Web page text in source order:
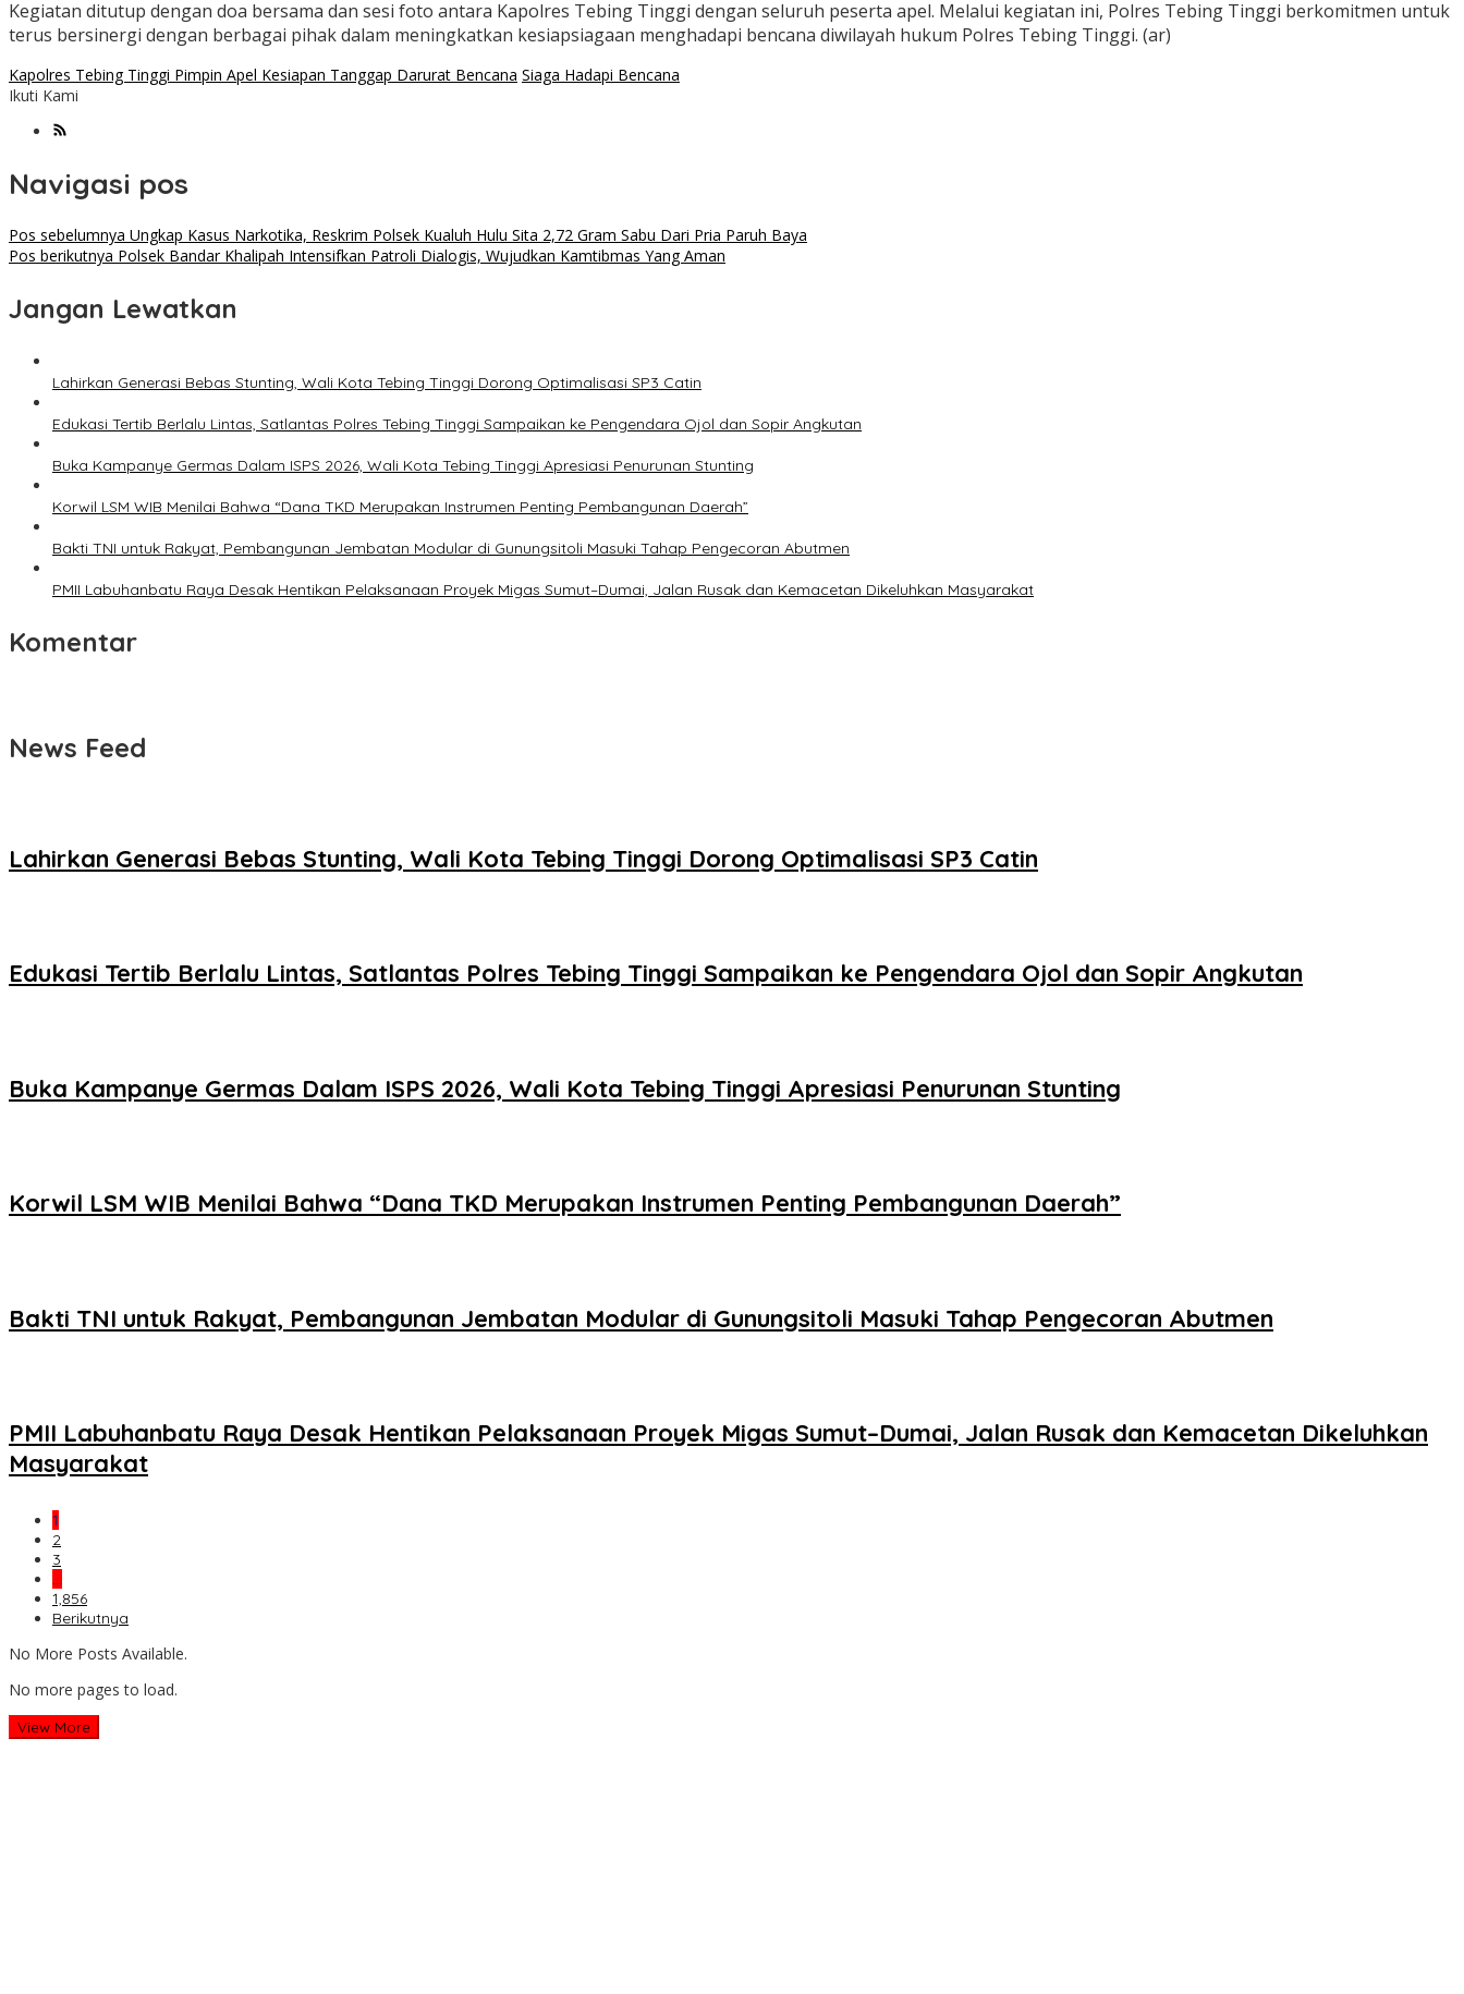
Kegiatan ditutup dengan doa bersama dan sesi foto antara Kapolres Tebing Tinggi dengan seluruh peserta apel. Melalui kegiatan ini, Polres Tebing Tinggi berkomitmen untuk
terus bersinergi dengan berbagai pihak dalam meningkatkan kesiapsiagaan menghadapi bencana diwilayah hukum Polres Tebing Tinggi. (ar)
Kapolres Tebing Tinggi Pimpin Apel Kesiapan Tanggap Darurat Bencana Siaga Hadapi Bencana
Ikuti Kami
Navigasi pos
Pos sebelumnya Ungkap Kasus Narkotika, Reskrim Polsek Kualuh Hulu Sita 2,72 Gram Sabu Dari Pria Paruh Baya
Pos berikutnya Polsek Bandar Khalipah Intensifkan Patroli Dialogis, Wujudkan Kamtibmas Yang Aman
Jangan Lewatkan
Lahirkan Generasi Bebas Stunting, Wali Kota Tebing Tinggi Dorong Optimalisasi SP3 Catin
Edukasi Tertib Berlalu Lintas, Satlantas Polres Tebing Tinggi Sampaikan ke Pengendara Ojol dan Sopir Angkutan
Buka Kampanye Germas Dalam ISPS 2026, Wali Kota Tebing Tinggi Apresiasi Penurunan Stunting
Korwil LSM WIB Menilai Bahwa “Dana TKD Merupakan Instrumen Penting Pembangunan Daerah”
Bakti TNI untuk Rakyat, Pembangunan Jembatan Modular di Gunungsitoli Masuki Tahap Pengecoran Abutmen
PMII Labuhanbatu Raya Desak Hentikan Pelaksanaan Proyek Migas Sumut–Dumai, Jalan Rusak dan Kemacetan Dikeluhkan Masyarakat
Komentar
News Feed
Lahirkan Generasi Bebas Stunting, Wali Kota Tebing Tinggi Dorong Optimalisasi SP3 Catin
Edukasi Tertib Berlalu Lintas, Satlantas Polres Tebing Tinggi Sampaikan ke Pengendara Ojol dan Sopir Angkutan
Buka Kampanye Germas Dalam ISPS 2026, Wali Kota Tebing Tinggi Apresiasi Penurunan Stunting
Korwil LSM WIB Menilai Bahwa “Dana TKD Merupakan Instrumen Penting Pembangunan Daerah”
Bakti TNI untuk Rakyat, Pembangunan Jembatan Modular di Gunungsitoli Masuki Tahap Pengecoran Abutmen
PMII Labuhanbatu Raya Desak Hentikan Pelaksanaan Proyek Migas Sumut–Dumai, Jalan Rusak dan Kemacetan Dikeluhkan
Masyarakat
1
2
3
…
1,856
Berikutnya
No More Posts Available.
No more pages to load.
View More